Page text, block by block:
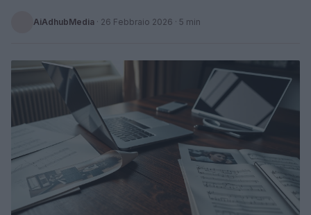
AiAdhubMedia · 26 Febbraio 2026 · 5 min